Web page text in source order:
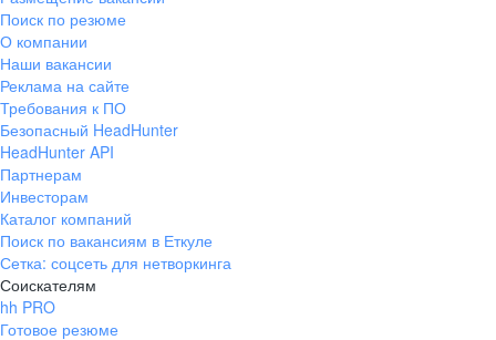
Поиск по резюме
О компании
Наши вакансии
Реклама на сайте
Требования к ПО
Безопасный HeadHunter
HeadHunter API
Партнерам
Инвесторам
Каталог компаний
Поиск по вакансиям в Еткуле
Сетка: соцсеть для нетворкинга
Соискателям
hh PRO
Готовое резюме